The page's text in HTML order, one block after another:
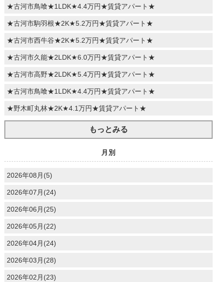
★古河市鳥喰★1LDK★4.4万円★賃貸アパート★
★古河市駒羽根★2K★5.2万円★賃貸アパート★
★古河市西牛谷★2K★5.2万円★賃貸アパート★
★古河市久能★2LDK★6.0万円★賃貸アパート★
★古河市高野★2LDK★5.4万円★賃貸アパート★
★古河市鳥喰★1LDK★4.4万円★賃貸アパート★
★野木町丸林★2K★4.1万円★賃貸アパート★
もっとみる
月別
2026年08月(5)
2026年07月(24)
2026年06月(25)
2026年05月(22)
2026年04月(24)
2026年03月(28)
2026年02月(23)